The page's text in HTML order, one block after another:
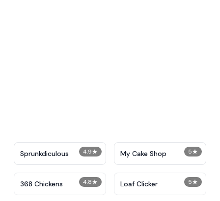
4.9★
Sprunkdiculous 5★
My Cake Shop
4.8★
368 Chickens 5★
Loaf Clicker